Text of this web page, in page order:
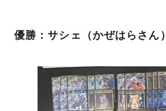
優勝：サシェ（かぜはらさん）